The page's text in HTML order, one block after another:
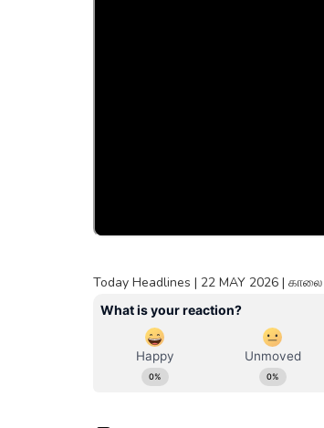
Today Headlines | 22 MAY 2026 |